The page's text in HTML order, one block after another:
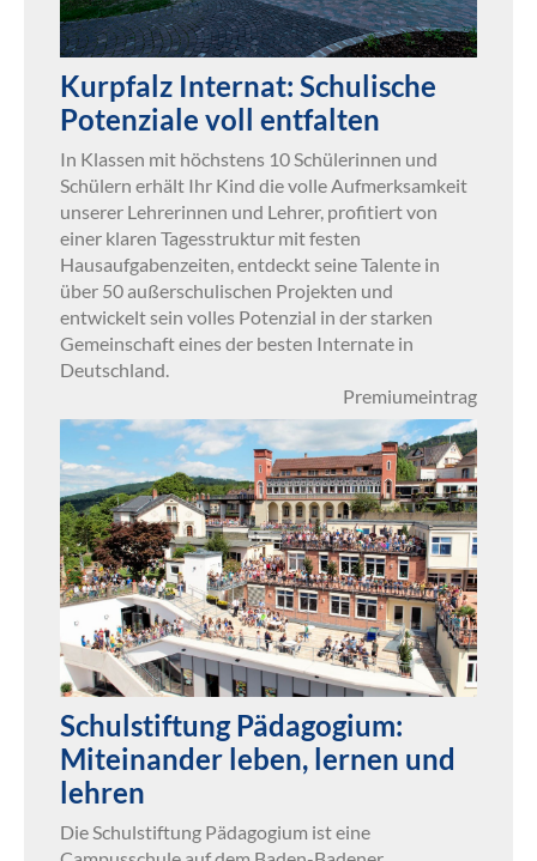
Kurpfalz Internat: Schulische
Potenziale voll entfalten
In Klassen mit höchstens 10 Schülerinnen und
Schülern erhält Ihr Kind die volle Aufmerksamkeit
unserer Lehrerinnen und Lehrer, profitiert von
einer klaren Tagesstruktur mit festen
Hausaufgabenzeiten, entdeckt seine Talente in
über 50 außerschulischen Projekten und
entwickelt sein volles Potenzial in der starken
Gemeinschaft eines der besten Internate in
Deutschland.
Premiumeintrag
Schulstiftung Pädagogium:
Miteinander leben, lernen und
lehren
Die Schulstiftung Pädagogium ist eine